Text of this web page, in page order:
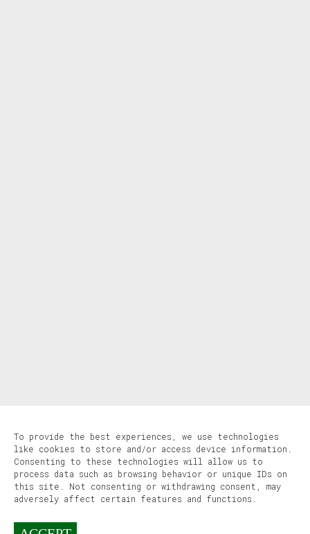
To provide the best experiences, we use technologies
like cookies to store and/or access device information.
Consenting to these technologies will allow us to
process data such as browsing behavior or unique IDs on
this site. Not consenting or withdrawing consent, may
adversely affect certain features and functions.